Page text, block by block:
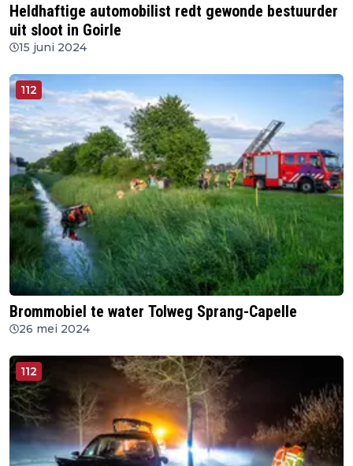
Heldhaftige automobilist redt gewonde bestuurder
uit sloot in Goirle
15 juni 2024
112
Brommobiel te water Tolweg Sprang-Capelle
26 mei 2024
112